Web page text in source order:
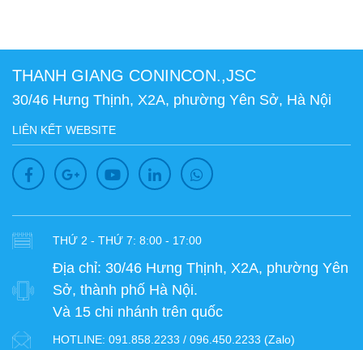
THANH GIANG CONINCON.,JSC
30/46 Hưng Thịnh, X2A, phường Yên Sở, Hà Nội
LIÊN KẾT WEBSITE
THỨ 2 - THỨ 7: 8:00 - 17:00
Địa chỉ: 30/46 Hưng Thịnh, X2A, phường Yên
Sở, thành phố Hà Nội.
Và 15 chi nhánh trên quốc
HOTLINE: 091.858.2233 / 096.450.2233 (Zalo)